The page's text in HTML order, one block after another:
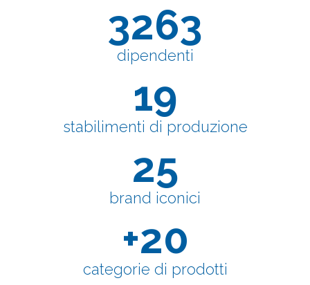
3263
dipendenti
19
stabilimenti di produzione
25
brand iconici
+20
categorie di prodotti